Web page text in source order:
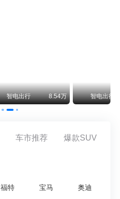
智电出行 8.54万 智电出行
车市推荐 爆款SUV
福特 宝马 奥迪